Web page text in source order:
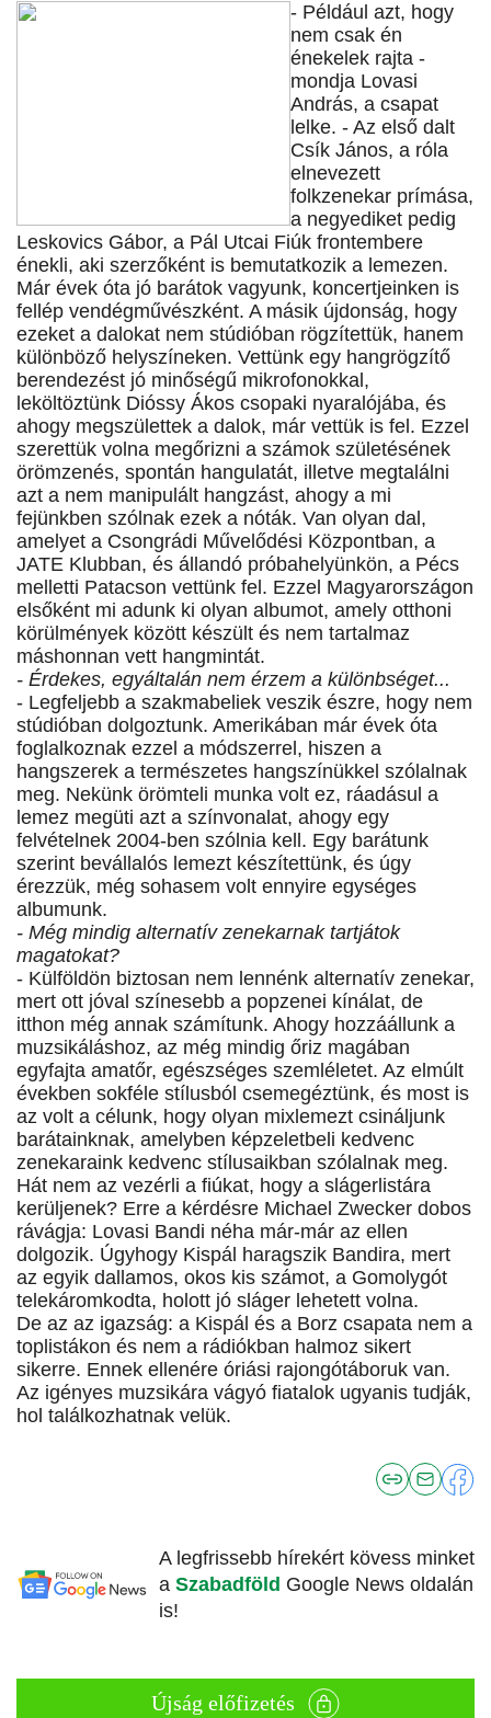
- Például azt, hogy
nem csak én
énekelek rajta -
mondja Lovasi
András, a csapat
lelke. - Az első dalt
Csík János, a róla
elnevezett
folkzenekar prímása,
a negyediket pedig
Leskovics Gábor, a Pál Utcai Fiúk frontembere
énekli, aki szerzőként is bemutatkozik a lemezen.
Már évek óta jó barátok vagyunk, koncertjeinken is
fellép vendégművészként. A másik újdonság, hogy
ezeket a dalokat nem stúdióban rögzítettük, hanem
különböző helyszíneken. Vettünk egy hangrögzítő
berendezést jó minőségű mikrofonokkal,
leköltöztünk Dióssy Ákos csopaki nyaralójába, és
ahogy megszülettek a dalok, már vettük is fel. Ezzel
szerettük volna megőrizni a számok születésének
örömzenés, spontán hangulatát, illetve megtalálni
azt a nem manipulált hangzást, ahogy a mi
fejünkben szólnak ezek a nóták. Van olyan dal,
amelyet a Csongrádi Művelődési Központban, a
JATE Klubban, és állandó próbahelyünkön, a Pécs
melletti Patacson vettünk fel. Ezzel Magyarországon
elsőként mi adunk ki olyan albumot, amely otthoni
körülmények között készült és nem tartalmaz
máshonnan vett hangmintát.
- Érdekes, egyáltalán nem érzem a különbséget...
- Legfeljebb a szakmabeliek veszik észre, hogy nem
stúdióban dolgoztunk. Amerikában már évek óta
foglalkoznak ezzel a módszerrel, hiszen a
hangszerek a természetes hangszínükkel szólalnak
meg. Nekünk örömteli munka volt ez, ráadásul a
lemez megüti azt a színvonalat, ahogy egy
felvételnek 2004-ben szólnia kell. Egy barátunk
szerint bevállalós lemezt készítettünk, és úgy
érezzük, még sohasem volt ennyire egységes
albumunk.
- Még mindig alternatív zenekarnak tartjátok
magatokat?
- Külföldön biztosan nem lennénk alternatív zenekar,
mert ott jóval színesebb a popzenei kínálat, de
itthon még annak számítunk. Ahogy hozzáállunk a
muzsikáláshoz, az még mindig őriz magában
egyfajta amatőr, egészséges szemléletet. Az elmúlt
években sokféle stílusból csemegéztünk, és most is
az volt a célunk, hogy olyan mixlemezt csináljunk
barátainknak, amelyben képzeletbeli kedvenc
zenekaraink kedvenc stílusaikban szólalnak meg.
Hát nem az vezérli a fiúkat, hogy a slágerlistára
kerüljenek? Erre a kérdésre Michael Zwecker dobos
rávágja: Lovasi Bandi néha már-már az ellen
dolgozik. Úgyhogy Kispál haragszik Bandira, mert
az egyik dallamos, okos kis számot, a Gomolygót
telekáromkodta, holott jó sláger lehetett volna.
De az az igazság: a Kispál és a Borz csapata nem a
toplistákon és nem a rádiókban halmoz sikert
sikerre. Ennek ellenére óriási rajongótáboruk van.
Az igényes muzsikára vágyó fiatalok ugyanis tudják,
hol találkozhatnak velük.
A legfrissebb hírekért kövess minket
a Szabadföld Google News oldalán
is!
Újság előfizetés